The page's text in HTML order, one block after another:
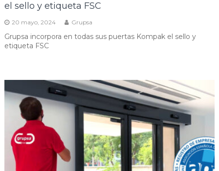
el sello y etiqueta FSC
20 mayo, 2024 Grupsa
Grupsa incorpora en todas sus puertas Kompak el sello y
etiqueta FSC